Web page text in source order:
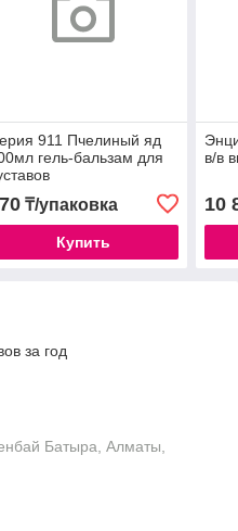
911 Пчелиный яд
гель-бальзам для
₸/упаковка
Купить
в/в
10
за год
Батыра, Алматы,